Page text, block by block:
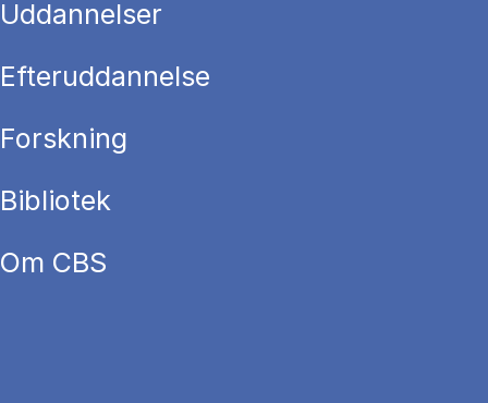
Uddannelser
Efteruddannelse
Forskning
Bibliotek
Om CBS